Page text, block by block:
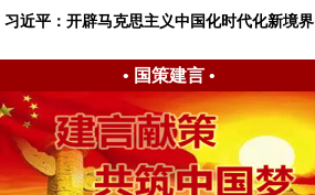
习近平：开辟马克思主义中国化时代化新境界
• 国策建言•